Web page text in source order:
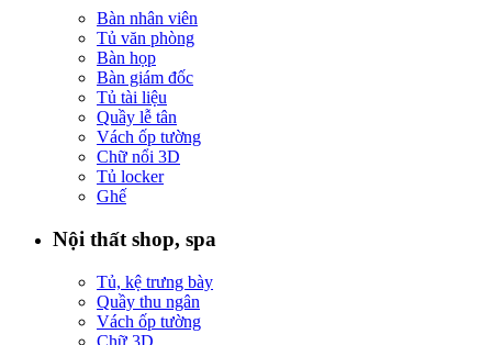
Bàn nhân viên
Tủ văn phòng
Bàn họp
Bàn giám đốc
Tủ tài liệu
Quầy lễ tân
Vách ốp tường
Chữ nổi 3D
Tủ locker
Ghế
Nội thất shop, spa
Tủ, kệ trưng bày
Quầy thu ngân
Vách ốp tường
Chữ 3D